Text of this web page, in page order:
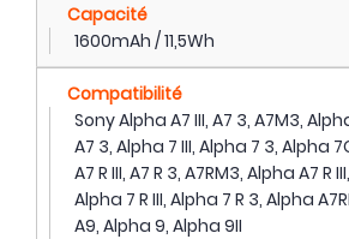
Capacité
1600mAh / 11,5Wh
Compatibilité
Sony Alpha A7 III, A7 3, A7M3,
A7 3, Alpha 7 III, Alpha 7 3, Alpha
A7 R III, A7 R 3, A7RM3, Alpha A7 R
Alpha 7 R III, Alpha 7 R 3, Alpha
A9, Alpha 9, Alpha 9II